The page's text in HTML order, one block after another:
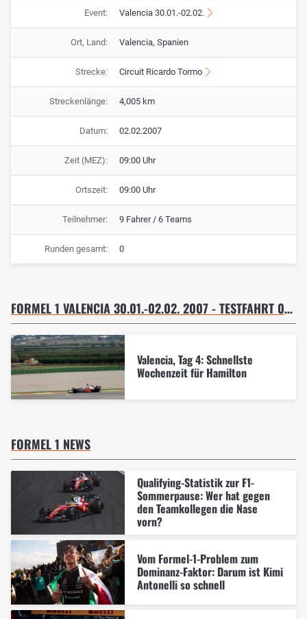
Event: Valencia 30.01.-02.02.
Ort, Land: Valencia, Spanien
Strecke: Circuit Ricardo Tormo
Streckenlänge: 4,005 km
Datum: 02.02.2007
Zeit (MEZ): 09:00 Uhr
Ortszeit: 09:00 Uhr
Teilnehmer: 9 Fahrer / 6 Teams
Runden gesamt: 0
FORMEL 1 VALENCIA 30.01.-02.02. 2007 - TESTFAHRT 02.02.07
Valencia, Tag 4: Schnellste
Wochenzeit für Hamilton
FORMEL 1 NEWS
Qualifying-Statistik zur F1-
Sommerpause: Wer hat gegen
den Teamkollegen die Nase
vorn?
Vom Formel-1-Problem zum
Dominanz-Faktor: Darum ist Kimi
Antonelli so schnell